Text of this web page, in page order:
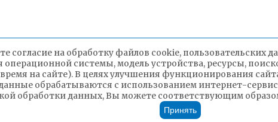
согласие на обработку файлов cookie, пользовательских
операционной системы, модель устройства, ресурсы,
на сайте). В целях улучшения функционирования
обрабатываются с использованием интернет-
обработки данных, Вы можете соответствующим
Принять